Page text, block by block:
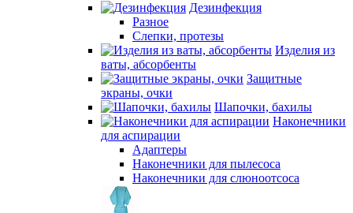
Дезинфекция
Разное
Слепки, протезы
Изделия из
ваты, абсорбенты
Защитные
экраны, очки
Шапочки, бахилы
Наконечники
для аспирации
Адаптеры
Наконечники для пылесоса
Наконечники для слюноотсоса